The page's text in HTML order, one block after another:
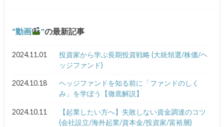
動画 の最新記事
2024.11.01
投資家から学ぶ長期投資戦略 (大統領選/株価/ヘ
ッジファンド)
2024.10.18
ヘッジファンドを知る前に「ファンドのしく
み」を学ぼう【徹底解説】
2024.10.11
【起業したい方へ】失敗しない資金調達のコツ
(会社設立/海外起業/資本金/投資家/富裕層)